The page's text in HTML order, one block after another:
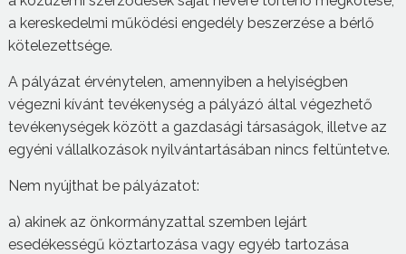
a kereskedelmi működési engedély beszerzése a bérlő
kötelezettsége.
A pályázat érvénytelen, amennyiben a helyiségben
végezni kívánt tevékenység a pályázó által végezhető
tevékenységek között a gazdasági társaságok, illetve az
egyéni vállalkozások nyilvántartásában nincs feltüntetve.
Nem nyújthat be pályázatot:
a) akinek az önkormányzattal szemben lejárt
esedékességű köztartozása vagy egyéb tartozása